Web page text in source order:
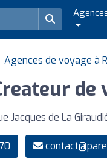
Agences de voyage à
de
Jacques de La